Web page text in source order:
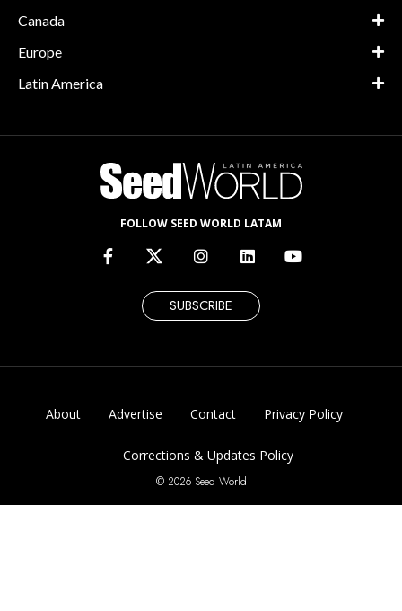
Canada
Europe
Latin America
FOLLOW SEED WORLD LATAM
SUBSCRIBE
About Advertise Contact Privacy Policy
Corrections & Updates Policy
© 2026 Seed World